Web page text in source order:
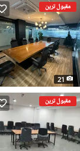
مقبول ترین
21
مقبول ترین